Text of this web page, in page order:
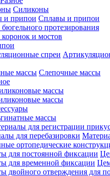
Силиконы
Сплавы и припои
протезирования
коронок и мостов
Слепочные массы
массы
массы
массы
для регистрации